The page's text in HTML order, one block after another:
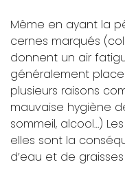
Même en ayant la
cernes marqués
donnent un air
généralement
plusieurs raisons
mauvaise hygiène
sommeil, alcool…)
elles sont la
d’eau et de